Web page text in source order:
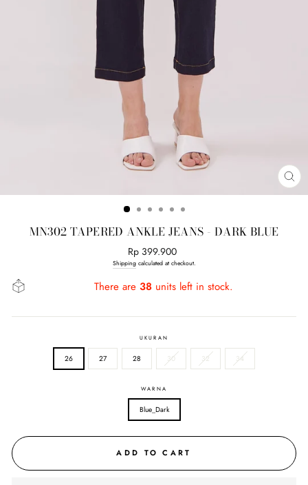
MN302 TAPERED ANKLE JEANS - DARK BLUE
Regular
price
Rp 399.900
Shippingcalculated at checkout.
There are 38units left in stock.
UKURAN
26 27 28 30 32 34
WARNA
Blue_Dark
ADD TO CART